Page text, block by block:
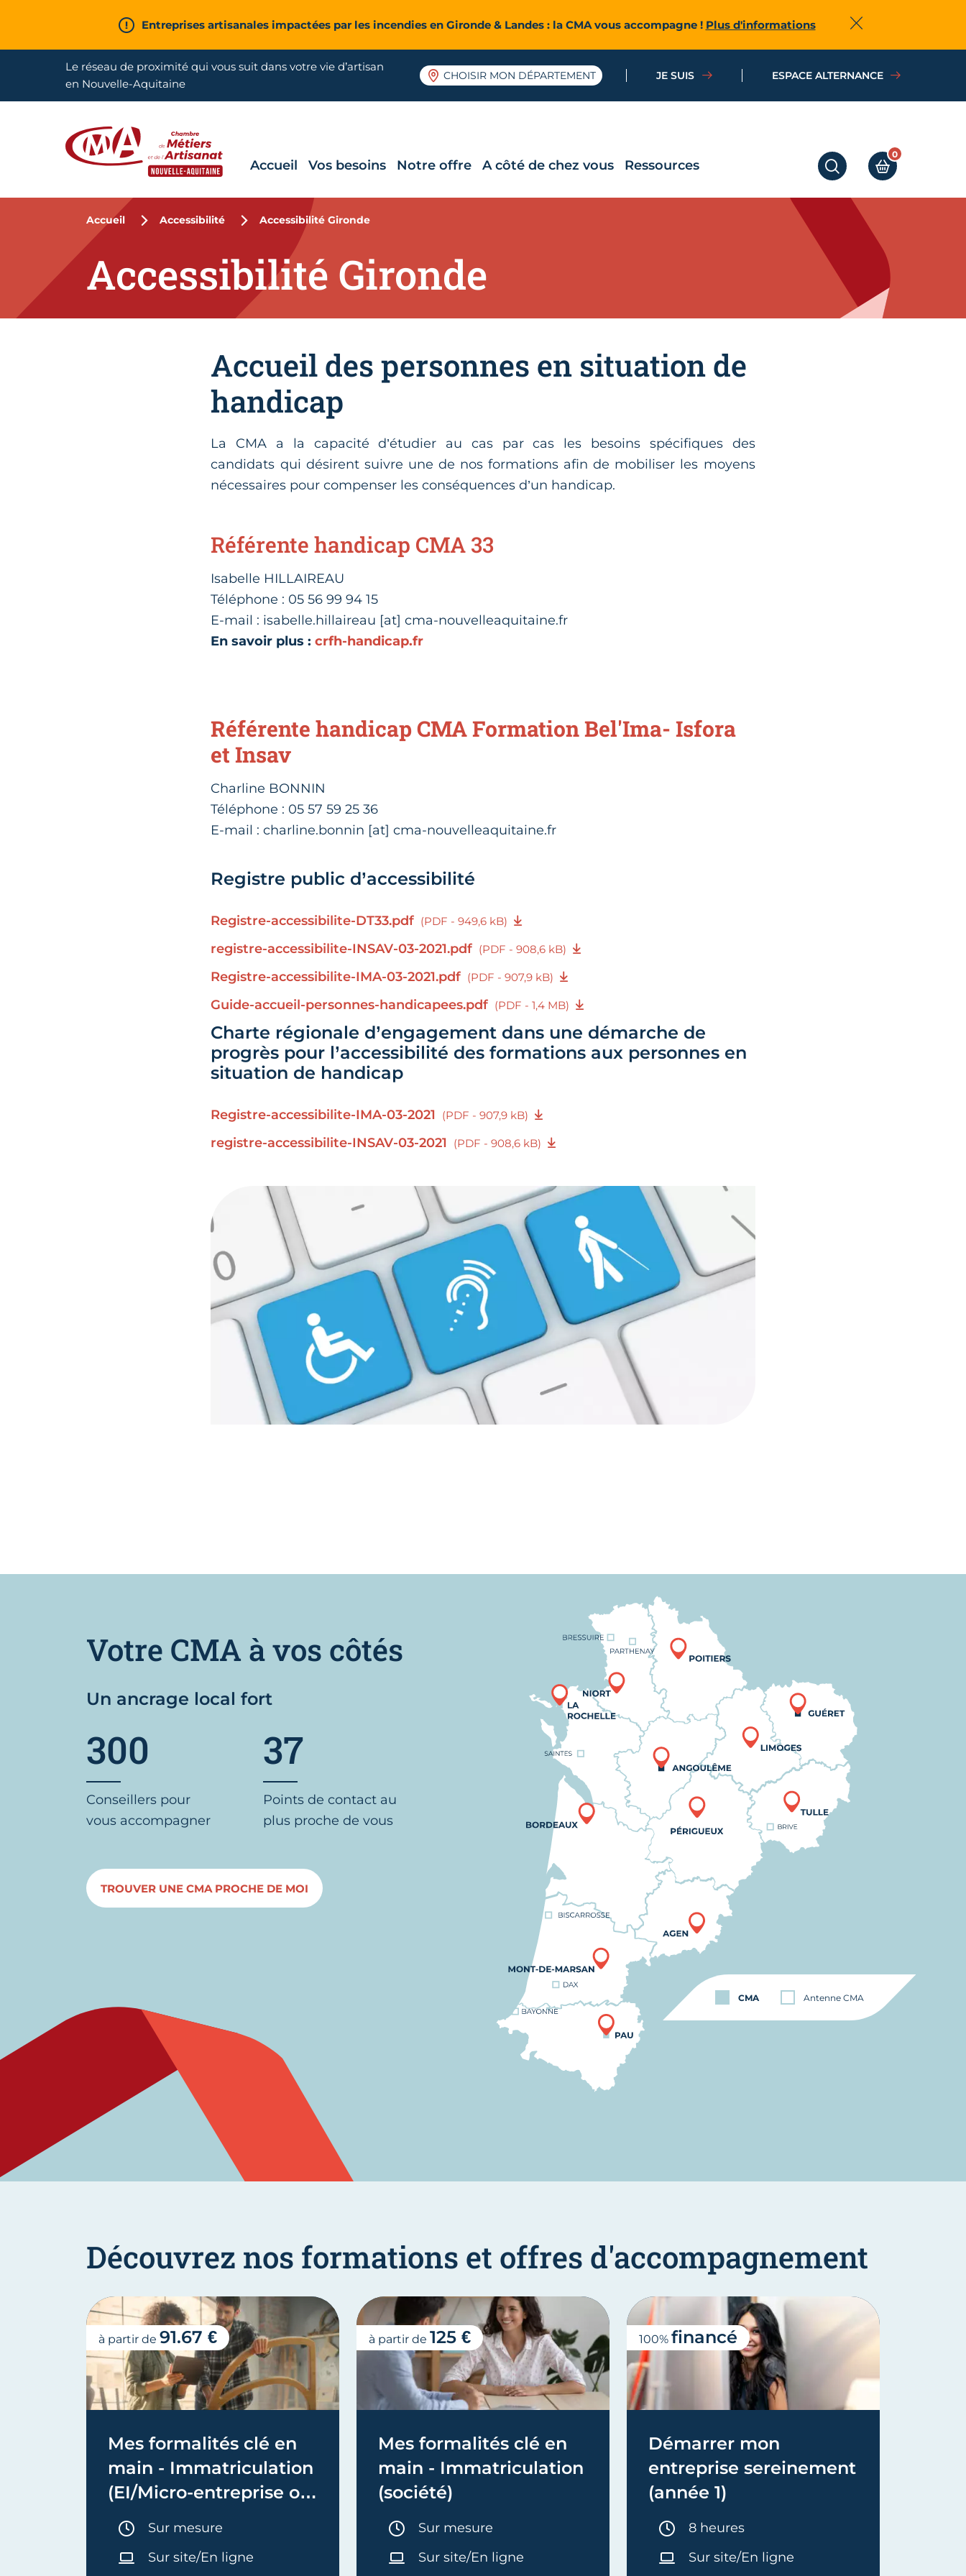
Entreprises artisanales impactées par les incendies en Gironde & Landes : la CMA vous accompagne ! Plus d'informations Fermer
Le réseau de proximité qui vous suit dans votre vie d’artisan
en Nouvelle-Aquitaine
CHOISIR MON DÉPARTEMENT JE SUIS ESPACE ALTERNANCE
RECHERCHERMON PANIER
0
Accueil Vos besoins Notre offre A côté de chez vous Ressources
Accueil Accessibilité Accessibilité Gironde
Accessibilité Gironde
Accueil des personnes en situation de
handicap
La CMA a la capacité d’étudier au cas par cas les besoins spécifiques des
candidats qui désirent suivre une de nos formations afin de mobiliser les moyens
nécessaires pour compenser les conséquences d’un handicap.
Référente handicap CMA 33
Isabelle HILLAIREAU
Téléphone : 05 56 99 94 15
E-mail : isabelle.hillaireau [at] cma-nouvelleaquitaine.fr
En savoir plus :crfh-handicap.fr
Référente handicap CMA Formation Bel'Ima- Isfora
et Insav
Charline BONNIN
Téléphone : 05 57 59 25 36
E-mail : charline.bonnin [at] cma-nouvelleaquitaine.fr
Registre public d’accessibilité
Registre-accessibilite-DT33.pdf (PDF - 949,6 kB)
registre-accessibilite-INSAV-03-2021.pdf (PDF - 908,6 kB)
Registre-accessibilite-IMA-03-2021.pdf (PDF - 907,9 kB)
Guide-accueil-personnes-handicapees.pdf (PDF - 1,4 MB)
Charte régionale d’engagement dans une démarche de
progrès pour l’accessibilité des formations aux personnes en
situation de handicap
Registre-accessibilite-IMA-03-2021 (PDF - 907,9 kB)
registre-accessibilite-INSAV-03-2021 (PDF - 908,6 kB)
CMA Antenne CMA
Votre CMA à vos côtés
Un ancrage local fort
300
Conseillers pour
vous accompagner
37
Points de contact au
plus proche de vous
TROUVER UNE CMA PROCHE DE MOI
Découvrez nos formations et offres d'accompagnement
Mes formalités clé en
main - Immatriculation
(EI/Micro-entreprise ou
réel)
Durée :
Sur mesure
Sur site/En ligne
à partir de 91.67 €
Mes formalités clé en
main - Immatriculation
(société)
Durée :
Sur mesure
Sur site/En ligne
à partir de 125 €
Démarrer mon
entreprise sereinement
(année 1)
Durée :
8 heures
Sur site/En ligne
100% financé